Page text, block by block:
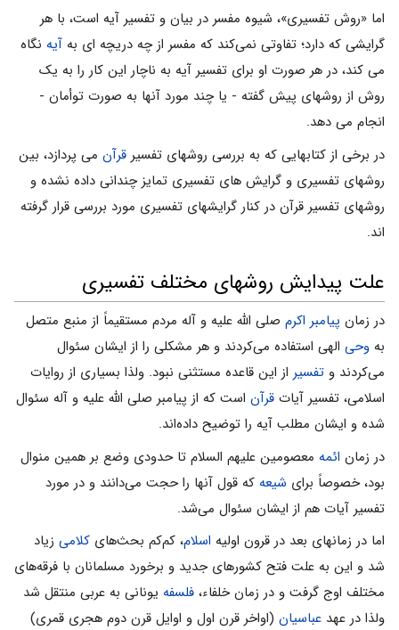
اما «روش تفسیری»، شیوه مفسر در بیان و تفسیر آیه است، با هر
گرایشی که دارد؛ تفاوتی نمی‌کند که مفسر از چه دریچه ای به آیه نگاه
می کند، در هر صورت او برای تفسیر آیه به ناچار این کار را به یک
روش از روشهای پیش گفته - یا چند مورد آنها به صورت توأمان -
انجام می دهد.
در برخی از کتابهایی که به بررسی روشهای تفسیر قرآن می پردازد، بین
روشهای تفسیری و گرایش های تفسیری تمایز چندانی داده نشده و
روشهای تفسیر قرآن در کنار گرایشهای تفسیری مورد بررسی قرار گرفته
اند.
علت پیدایش روشهای مختلف تفسیری
در زمان پیامبر اکرم صلی الله علیه و آله مردم مستقیماً از منبع متصل
به وحی الهی استفاده می‌کردند و هر مشکلی را از ایشان سئوال
می‌کردند و تفسیر از این قاعده مستثنی نبود. ولذا بسیاری از روایات
اسلامی، تفسیر آیات قرآن است که از پیامبر صلی الله علیه و آله سئوال
شده و ایشان مطلب آیه را توضیح داده‌اند.
در زمان ائمه معصومین علیهم السلام تا حدودی وضع بر همین منوال
بود، خصوصاً برای شیعه که قول آنها را حجت می‌دانند و در مورد
تفسیر آیات هم از ایشان سئوال می‌شد.
اما در زمانهای بعد در قرون اولیه اسلام، کم‌کم بحث‌های کلامی زیاد
شد و این به علت فتح کشورهای جدید و برخورد مسلمانان با فرقه‌های
مختلف اوج گرفت و در زمان خلفاء، فلسفه یونانی به عربی منتقل شد
ولذا در عهد عباسیان (اواخر قرن اول و اوایل قرن دوم هجری قمری)